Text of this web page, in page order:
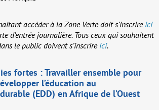
accéder à la Zone Verte doit s’inscrire ici
d’entrée journalière. Tous ceux qui souhaitent
le public doivent s’inscrire ici.
fortes : Travailler ensemble pour
l’éducation au
(EDD) en Afrique de l’Ouest